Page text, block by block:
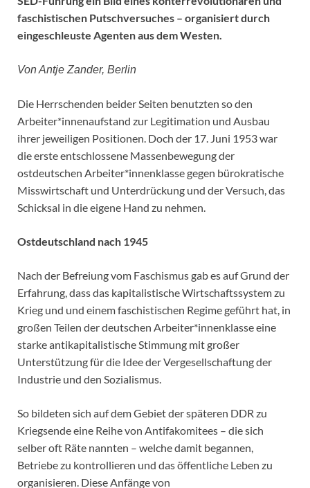
faschistischen Putschversuches – organisiert durch
eingeschleuste Agenten aus dem Westen.
Von Antje Zander, Berlin
Die Herrschenden beider Seiten benutzten so den
Arbeiter*innenaufstand zur Legitimation und Ausbau
ihrer jeweiligen Positionen. Doch der 17. Juni 1953 war
die erste entschlossene Massenbewegung der
ostdeutschen Arbeiter*innenklasse gegen bürokratische
Misswirtschaft und Unterdrückung und der Versuch, das
Schicksal in die eigene Hand zu nehmen.
Ostdeutschland nach 1945
Nach der Befreiung vom Faschismus gab es auf Grund der
Erfahrung, dass das kapitalistische Wirtschaftssystem zu
Krieg und und einem faschistischen Regime geführt hat, in
großen Teilen der deutschen Arbeiter*innenklasse eine
starke antikapitalistische Stimmung mit großer
Unterstützung für die Idee der Vergesellschaftung der
Industrie und den Sozialismus.
So bildeten sich auf dem Gebiet der späteren DDR zu
Kriegsende eine Reihe von Antifakomitees – die sich
selber oft Räte nannten – welche damit begannen,
Betriebe zu kontrollieren und das öffentliche Leben zu
organisieren. Diese Anfänge von